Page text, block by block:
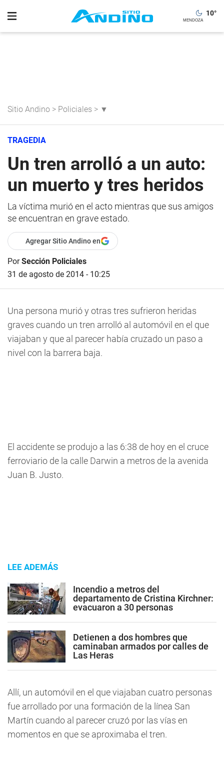
10°
Sitio Andino > Policiales > ▼
TRAGEDIA
Un tren arrolló a un auto:
un muerto y tres heridos
La víctima murió en el acto mientras que sus amigos
se encuentran en grave estado.
Agregar Sitio Andino en
PorSección Policiales
31 de agosto de 2014 - 10:25
Una persona murió y otras tres sufrieron heridas
graves cuando un tren arrolló al automóvil en el que
viajaban y que al parecer había cruzado un paso a
nivel con la barrera baja.
El accidente se produjo a las 6:38 de hoy en el cruce
ferroviario de la calle Darwin a metros de la avenida
Juan B. Justo.
LEE ADEMÁS
Incendio a metros del
departamento de Cristina Kirchner:
evacuaron a 30 personas
Detienen a dos hombres que
caminaban armados por calles de
Las Heras
Allí, un automóvil en el que viajaban cuatro personas
fue arrollado por una formación de la línea San
Martín cuando al parecer cruzó por las vías en
momentos en que se aproximaba el tren.